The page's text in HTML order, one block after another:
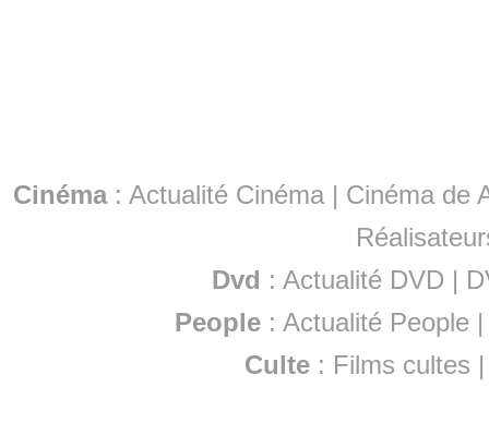
Cinéma: Actualité Cinéma | Cinéma de
Dvd : Actualité DVD |
People :Actualité People
Culte : Films cultes